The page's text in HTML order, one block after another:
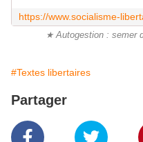
★ Autogestion : semer
#Textes libertaires
Partager